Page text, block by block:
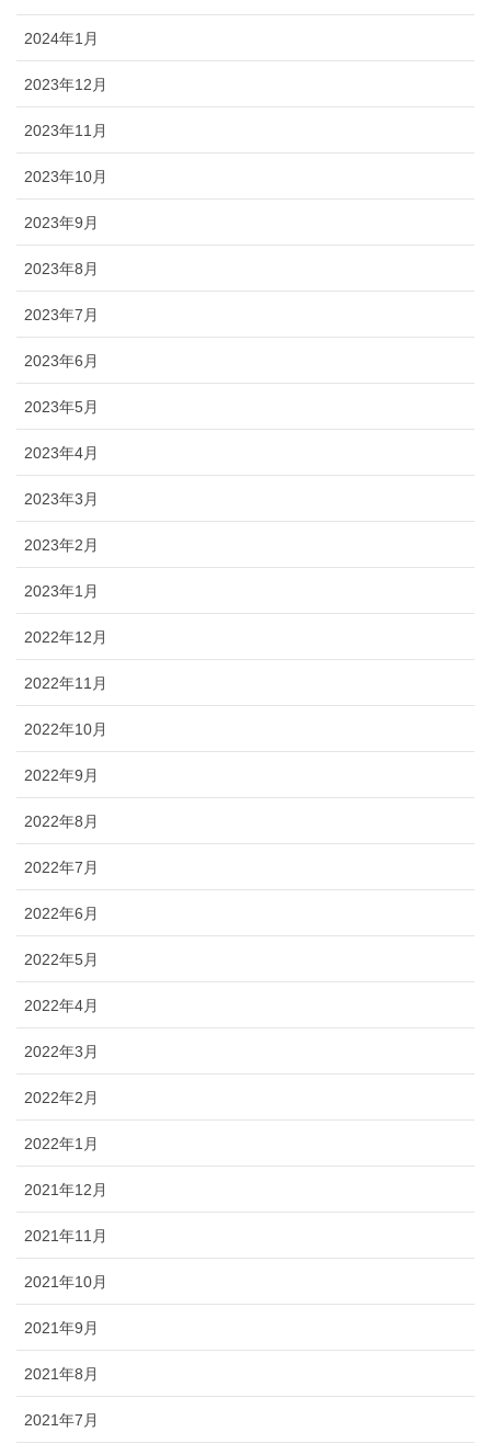
2024年1月
2023年12月
2023年11月
2023年10月
2023年9月
2023年8月
2023年7月
2023年6月
2023年5月
2023年4月
2023年3月
2023年2月
2023年1月
2022年12月
2022年11月
2022年10月
2022年9月
2022年8月
2022年7月
2022年6月
2022年5月
2022年4月
2022年3月
2022年2月
2022年1月
2021年12月
2021年11月
2021年10月
2021年9月
2021年8月
2021年7月